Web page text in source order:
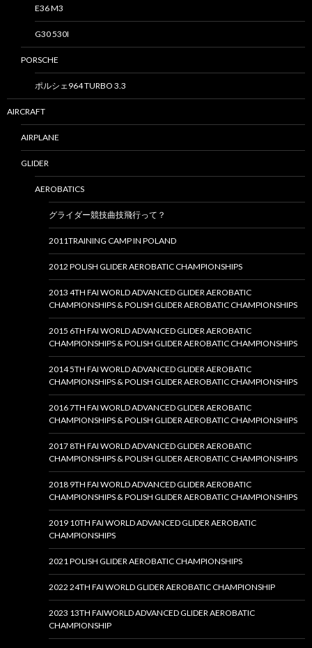
E36 M3
G30 530I
PORSCHE
ポルシェ964 TURBO 3.3
AIRCRAFT
AIRPLANE
GLIDER
AEROBATICS
グライダー競技曲技飛行って？
2011TRAINING CAMP IN POLAND
2012 POLISH GLIDER AEROBATIC CHAMPIONSHIPS
2013 4TH FAI WORLD ADVANCED GLIDER AEROBATIC
CHAMPIONSHIPS & POLISH GLIDER AEROBATIC CHAMPIONSHIPS
2015 6TH FAI WORLD ADVANCED GLIDER AEROBATIC
CHAMPIONSHIPS & POLISH GLIDER AEROBATIC CHAMPIONSHIPS
2014 5TH FAI WORLD ADVANCED GLIDER AEROBATIC
CHAMPIONSHIPS & POLISH GLIDER AEROBATIC CHAMPIONSHIPS
2016 7TH FAI WORLD ADVANCED GLIDER AEROBATIC
CHAMPIONSHIPS & POLISH GLIDER AEROBATIC CHAMPIONSHIPS
2017 8TH FAI WORLD ADVANCED GLIDER AEROBATIC
CHAMPIONSHIPS & POLISH GLIDER AEROBATIC CHAMPIONSHIPS
2018 9TH FAI WORLD ADVANCED GLIDER AEROBATIC
CHAMPIONSHIPS & POLISH GLIDER AEROBATIC CHAMPIONSHIPS
2019 10TH FAI WORLD ADVANCED GLIDER AEROBATIC
CHAMPIONSHIPS
2021 POLISH GLIDER AEROBATIC CHAMPIONSHIPS
2022 24TH FAI WORLD GLIDER AEROBATIC CHAMPIONSHIP
2023 13TH FAIWORLD ADVANCED GLIDER AEROBATIC
CHAMPIONSHIP